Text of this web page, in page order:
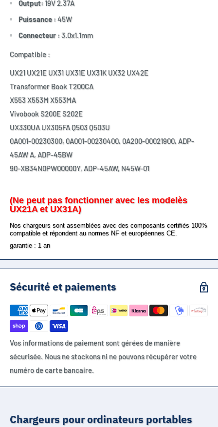
Output:19V 2.37A
Puissance :45W
Connecteur :3.0x1.1mm
Compatible :
UX21 UX21E UX31 UX31E UX31K UX32 UX42E
Transformer Book T200CA
X553 X553M X553MA
Vivobook S200E S202E
UX330UA UX305FA Q503 Q503U
0A001-00230300, 0A001-00230400, 0A200-00021900, ADP-
45AW A, ADP-45BW
90-XB34N0PW00000Y, ADP-45AW, N45W-01
(Ne peut pas fonctionner avec les modelès
UX21A et UX31A)
Nos chargeurs sont assemblées avec des composants certifiés 100%
compatible et répondent au normes NF et européennes CE.
garantie : 1 an
Sécurité et paiements
Vos informations de paiement sont gérées de manière
sécurisée. Nous ne stockons ni ne pouvons récupérer votre
numéro de carte bancaire.
Chargeurs pour ordinateurs portables